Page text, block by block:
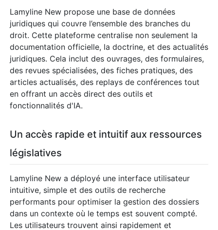
Lamyline New propose une base de données
juridiques qui couvre l’ensemble des branches du
droit. Cette plateforme centralise non seulement la
documentation officielle, la doctrine, et des actualités
juridiques. Cela inclut des ouvrages, des formulaires,
des revues spécialisées, des fiches pratiques, des
articles actualisés, des replays de conférences tout
en offrant un accès direct des outils et
fonctionnalités d'IA.
Un accès rapide et intuitif aux ressources
législatives
Lamyline New a déployé une interface utilisateur
intuitive, simple et des outils de recherche
performants pour optimiser la gestion des dossiers
dans un contexte où le temps est souvent compté.
Les utilisateurs trouvent ainsi rapidement et